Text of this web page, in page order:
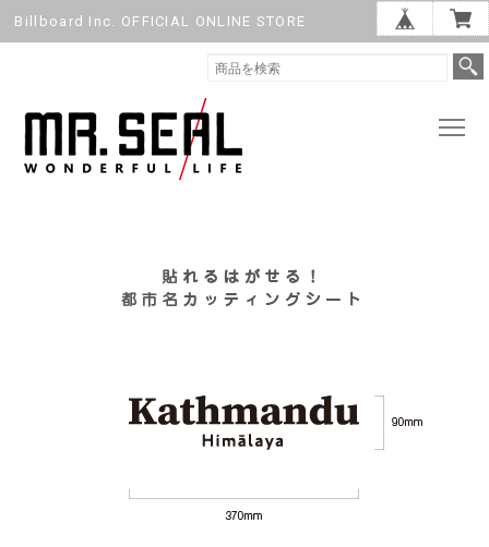
Billboard Inc. OFFICIAL ONLINE STORE